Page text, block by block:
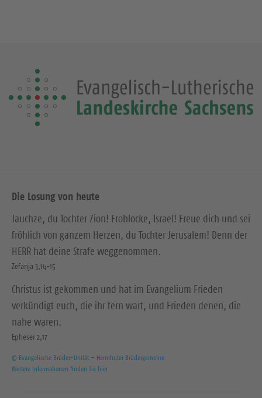
Die Losung von heute
Jauchze, du Tochter Zion! Frohlocke, Israel! Freue dich und sei
fröhlich von ganzem Herzen, du Tochter Jerusalem! Denn der
HERR hat deine Strafe weggenommen.
Zefanja 3,14-15
Christus ist gekommen und hat im Evangelium Frieden
verkündigt euch, die ihr fern wart, und Frieden denen, die
nahe waren.
Epheser 2,17
© Evangelische Brüder-Unität – Herrnhuter Brüdergemeine
Weitere Informationen finden Sie hier